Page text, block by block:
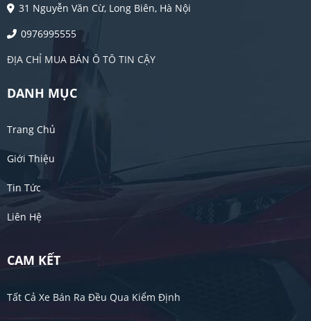
31 Nguyễn Văn Cừ, Long Biên, Hà Nội
0976995555
ĐỊA CHỈ MUA BÁN Ô TÔ TIN CẬY
DANH MỤC
Trang Chủ
Giới Thiệu
Tin Tức
Liên Hệ
CAM KẾT
Tất Cả Xe Bán Ra Đều Qua Kiểm Định